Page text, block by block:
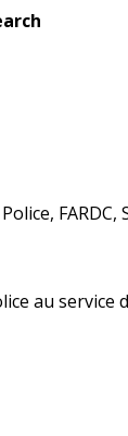
FARDC,
au